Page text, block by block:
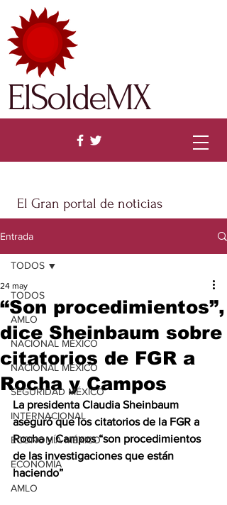
El Gran portal de noticias
ElSoldeMX
Entrada
TODOS
AMLO
NACIONAL MÉXICO
NACIONAL MÉXICO
SEGURIDAD MÉXICO
INTERNACIONAL
ECONOMÍA MÉXICO
ECONOMÍA
AMLO
TODOS
“Son procedimientos”,
dice Sheinbaum sobre
citatorios de FGR a
Rocha y Campos
24 may
La presidenta Claudia Sheinbaum
aseguró que los citatorios de la FGR a
Rocha y Campos “son procedimientos
de las investigaciones que están
haciendo”